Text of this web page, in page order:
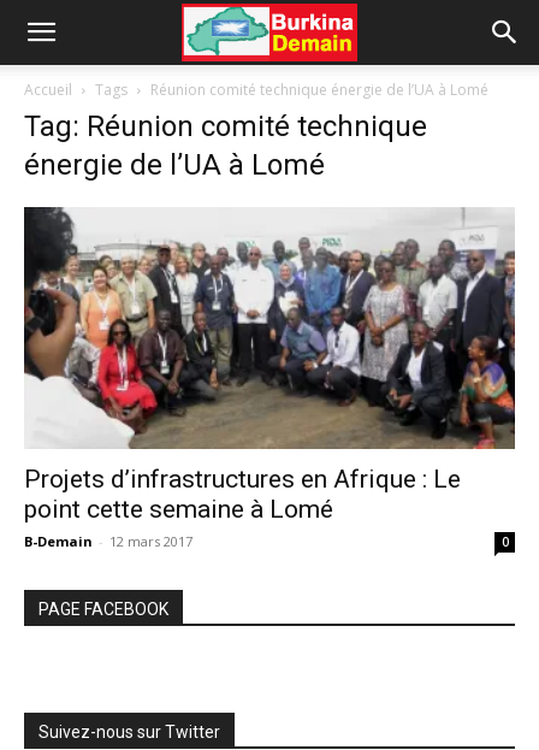
Accueil Tags Réunion comité technique énergie de l’UA à Lomé
Tag: Réunion comité technique
énergie de l’UA à Lomé
Projets d’infrastructures en Afrique : Le
point cette semaine à Lomé
B-Demain - 12 mars 2017 0
PAGE FACEBOOK
Suivez-nous sur Twitter